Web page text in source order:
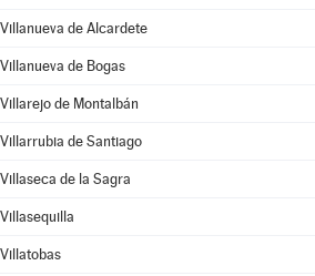
Villanueva de Alcardete
Villanueva de Bogas
Villarejo de Montalbán
Villarrubia de Santiago
Villaseca de la Sagra
Villasequilla
Villatobas